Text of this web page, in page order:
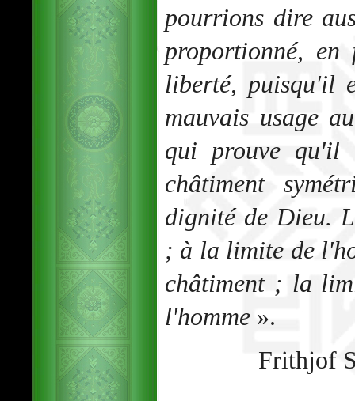
pourrions dire
proportionné,
liberté, puisqu'il
mauvais usage
qui prouve qu'il
châtiment
dignité de Dieu.
; à la limite de
châtiment ; la
l'homme ».
Frithjof